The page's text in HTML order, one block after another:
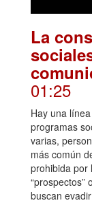
La
01:25
Hay una
programas
varias,
más común
prohibida por
“prospectos”
buscan